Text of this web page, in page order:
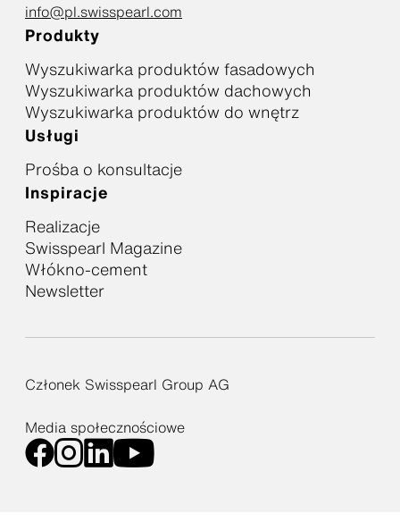
info@pl.swisspearl.com
Produkty
Wyszukiwarka produktów fasadowych
Wyszukiwarka produktów dachowych
Wyszukiwarka produktów do wnętrz
Usługi
Prośba o konsultacje
Inspiracje
Realizacje
Swisspearl Magazine
Włókno-cement
Newsletter
Członek Swisspearl Group AG
Media społecznościowe